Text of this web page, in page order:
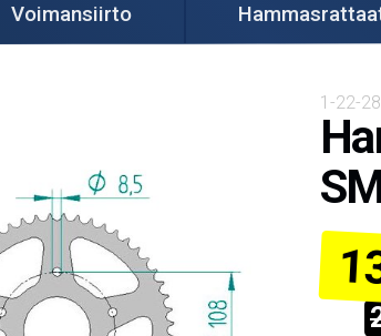
Voimansiirto
1-22-